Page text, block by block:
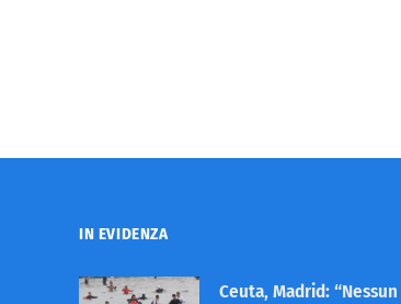
IN EVIDENZA
Ceuta, Madrid: